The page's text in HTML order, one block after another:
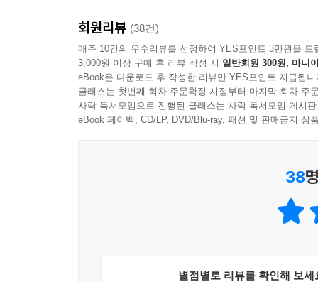
건 많은데 정작 기억나는 건 없다. 하늘 한번 올려
되니까. 이 정도까지는 스님이 든 몽둥이 너머로
아무리 기를 쓰고 잘하려 해도 처음부터 작정하고
나 혼자였다. 나의 실적은 그들에게 그저 들러리
이 어디 맘대로 되는가. 내가 간 지역에서 하필 운
우울이 나를 사로잡았을 때 성산대교에 갔다가
람, 살아갈 의미이자 전부인 사람. 사람이든 동물
니다. 내 죽음으로 인해 지옥 같은 삶을 살아갈 ‘
〉니체가 말했다. 밖으로 발산되지 않는 모든 본
자기를 학대하거나 타자를 학대하고, 자기를 비
안으로 퍼져갔다. 이 사회는 최고를 강요하고,
한동안 자기 검열이 운명인 줄 알고 살게 된다.
‘진짜’라는 명제가 붙으면 원래 삶은 아프기 마련
철학은 결국 세상을 보는 나만의 관점을 형성한
사람, 나를 사랑하는 사람, 내 곁을 스쳐 가는 모
이 책에 등장하는 좌절은 모두 사실이고 적용된
회원리뷰 (38건)
매주 10건의 우수리뷰를 선정하여 YES포인트 3만원을 드
3,000원 이상 구매 후 리뷰 작성 시 일반회원 300원, 마니
eBook은 다운로드 후 작성한 리뷰만 YES포인트 지급됩니
클래스는 첫번째 회차 주문확정 시점부터 마지막 회차 주
사락 독서모임으로 진행된 클래스는 사락 독서모임 게시
eBook 페이백, CD/LP, DVD/Blu-ray, 패션 및 판매금지 상
38
별점별로 리뷰를 확인해 보세